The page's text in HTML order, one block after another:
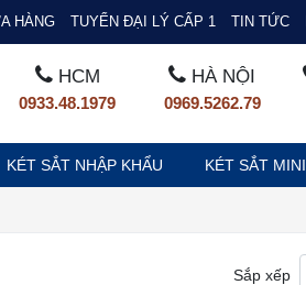
HÀNG TUYỂN ĐẠI LÝ CẤP 1 TIN TỨC
HCM
0933.48.1979
HÀ NỘI
0969.5262.79
KÉT SẮT NHẬP KHẨU KÉT SẮT MINI
Sắp xếp